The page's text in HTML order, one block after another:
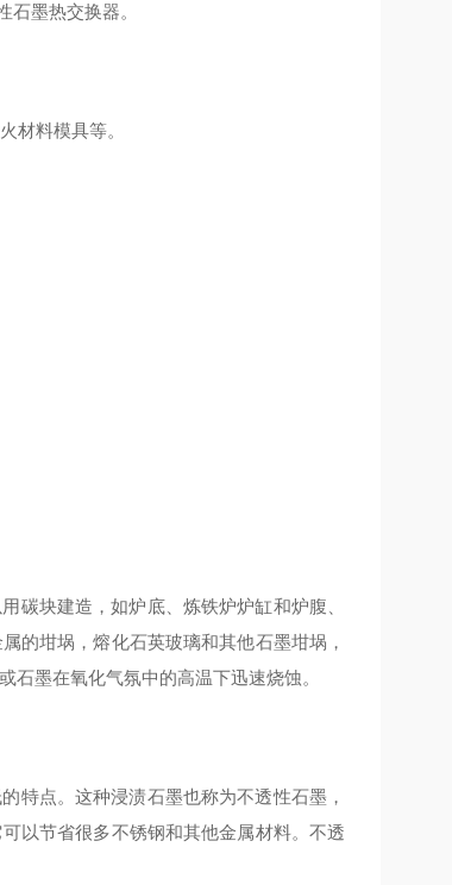
墨热交换器。
材料模具等。
块建造，如炉底、炼铁炉炉缸和炉腹、
的坩埚，熔化石英玻璃和其他石墨坩埚，
墨在氧化气氛中的高温下迅速烧蚀。
点。这种浸渍石墨也称为不透性石墨，
以节省很多不锈钢和其他金属材料。不透